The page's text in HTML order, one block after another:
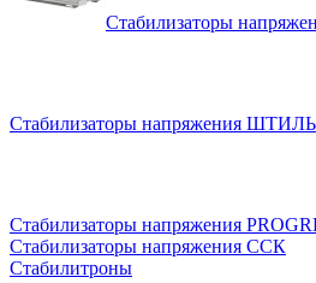
Стабилизаторы
Стабилизаторы напряжения ШТИЛЬ
Стабилизаторы напряжения
Стабилизаторы напряжения ССК
Стабилитроны